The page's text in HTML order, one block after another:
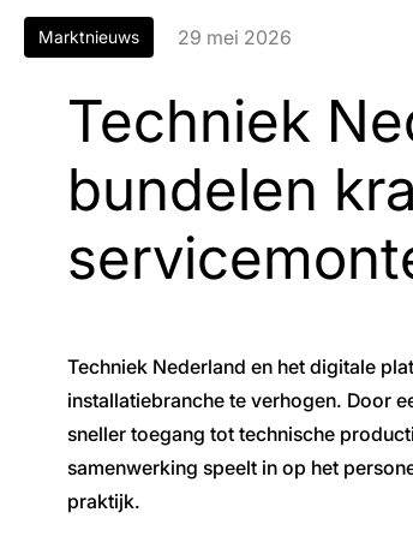
Marktnieuws 29 mei 2026
Techniek
bundelen
Techniek Nederland en het digitale
installatiebranche te verhogen. Door
sneller toegang tot technische
samenwerking speelt in op het
praktijk.